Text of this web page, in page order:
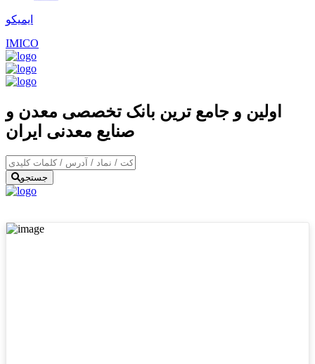
ایمیکو
IMICO
اولین و جامع ترین بانک تخصصی معدن و
صنایع معدنی ایران
جستجو